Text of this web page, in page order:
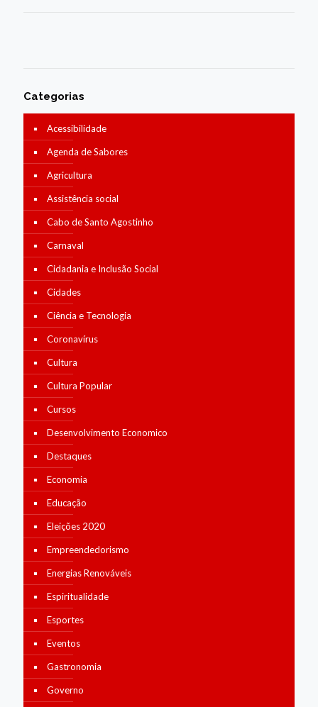
Categorias
Acessibilidade
Agenda de Sabores
Agricultura
Assistência social
Cabo de Santo Agostinho
Carnaval
Cidadania e Inclusão Social
Cidades
Ciência e Tecnologia
Coronavírus
Cultura
Cultura Popular
Cursos
Desenvolvimento Economico
Destaques
Economia
Educação
Eleições 2020
Empreendedorismo
Energias Renováveis
Espiritualidade
Esportes
Eventos
Gastronomia
Governo